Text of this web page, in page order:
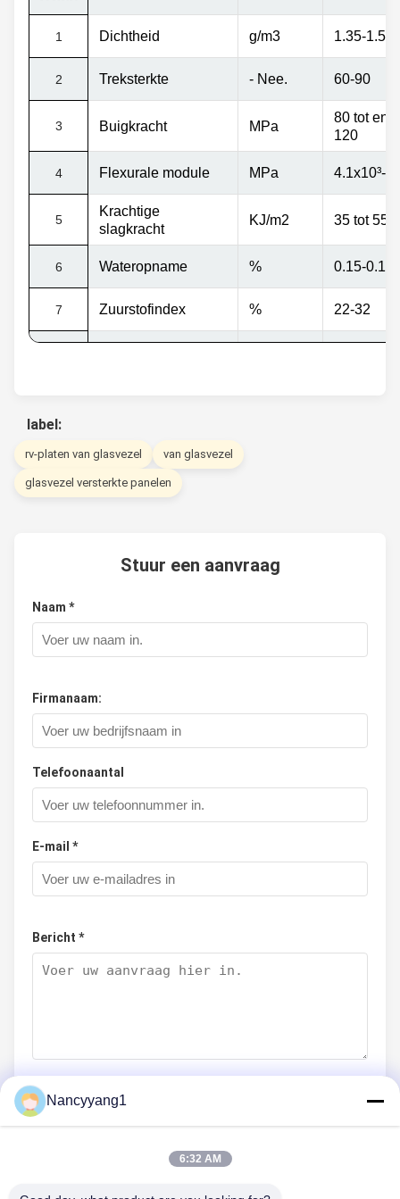
1 Dichtheid g/m3 1.35-1.5
2 Treksterkte - Nee. 60-90
3 Buigkracht MPa
80 tot en
120
4 Flexurale module MPa 4.1x10³-
5
Krachtige
slagkracht
KJ/m2 35 tot 55
6 Wateropname % 0.15-0.16
7 Zuurstofindex % 22-32
label:
rv-platen van glasvezel van glasvezel
glasvezel versterkte panelen
Stuur een aanvraag
Naam *
Firmanaam:
Telefoonaantal
E-mail *
Bericht *
Nancyyang1
6:32 AM